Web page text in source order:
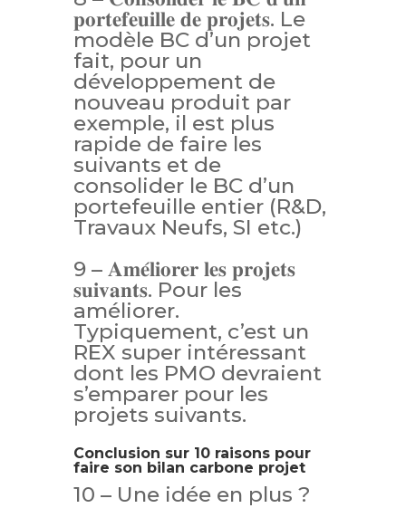
𝐩𝐨𝐫𝐭𝐞𝐟𝐞𝐮𝐢𝐥𝐥𝐞 𝐝𝐞 𝐩𝐫𝐨𝐣𝐞𝐭𝐬. Le
modèle BC d’un projet
fait, pour un
développement de
nouveau produit par
exemple, il est plus
rapide de faire les
suivants et de
consolider le BC d’un
portefeuille entier (R&D,
Travaux Neufs, SI etc.)
9 – 𝐀𝐦𝐞́𝐥𝐢𝐨𝐫𝐞𝐫 𝐥𝐞𝐬 𝐩𝐫𝐨𝐣𝐞𝐭𝐬
𝐬𝐮𝐢𝐯𝐚𝐧𝐭𝐬. Pour les
améliorer.
Typiquement, c’est un
REX super intéressant
dont les PMO devraient
s’emparer pour les
projets suivants.
Conclusion sur 10 raisons pour
faire son bilan carbone projet
10 – Une idée en plus ?